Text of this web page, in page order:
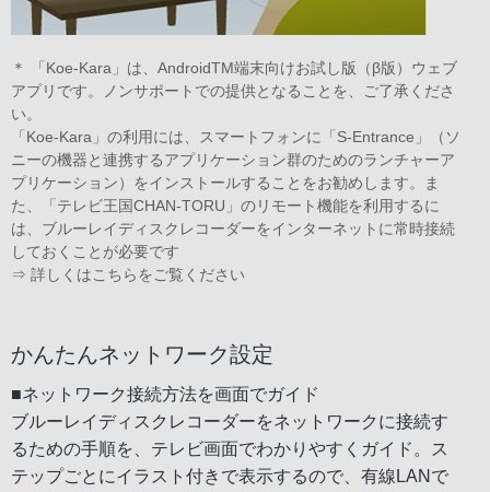
＊ 「Koe-Kara」は、AndroidTM端末向けお試し版（β版）ウェブ
アプリです。ノンサポートでの提供となることを、ご了承くださ
い。
「Koe-Kara」の利用には、スマートフォンに「S-Entrance」（ソ
ニーの機器と連携するアプリケーション群のためのランチャーア
プリケーション）をインストールすることをお勧めします。ま
た、「テレビ王国CHAN-TORU」のリモート機能を利用するに
は、ブルーレイディスクレコーダーをインターネットに常時接続
しておくことが必要です
⇒ 詳しくはこちらをご覧ください
かんたんネットワーク設定
■ネットワーク接続方法を画面でガイド
ブルーレイディスクレコーダーをネットワークに接続す
るための手順を、テレビ画面でわかりやすくガイド。ス
テップごとにイラスト付きで表示するので、有線LANで